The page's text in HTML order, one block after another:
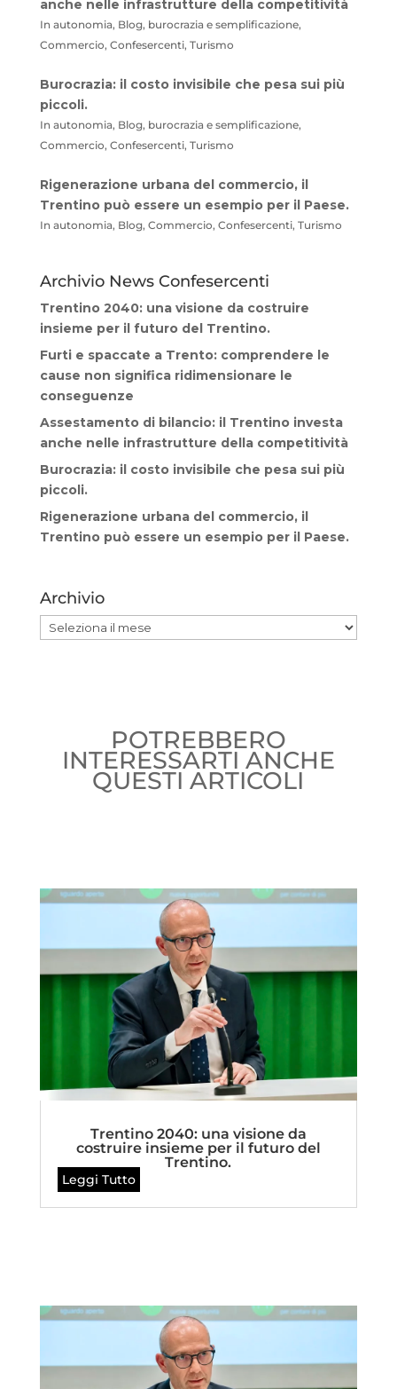
anche nelle infrastrutture della competitività
In autonomia, Blog, burocrazia e semplificazione,
Commercio, Confesercenti, Turismo
Burocrazia: il costo invisibile che pesa sui più
piccoli.
In autonomia, Blog, burocrazia e semplificazione,
Commercio, Confesercenti, Turismo
Rigenerazione urbana del commercio, il
Trentino può essere un esempio per il Paese.
In autonomia, Blog, Commercio, Confesercenti, Turismo
Archivio News Confesercenti
Trentino 2040: una visione da costruire
insieme per il futuro del Trentino.
Furti e spaccate a Trento: comprendere le
cause non significa ridimensionare le
conseguenze
Assestamento di bilancio: il Trentino investa
anche nelle infrastrutture della competitività
Burocrazia: il costo invisibile che pesa sui più
piccoli.
Rigenerazione urbana del commercio, il
Trentino può essere un esempio per il Paese.
Archivio
Archivio
POTREBBERO
INTERESSARTI ANCHE
QUESTI ARTICOLI
Trentino 2040: una visione da
costruire insieme per il futuro del
Trentino.
Leggi Tutto